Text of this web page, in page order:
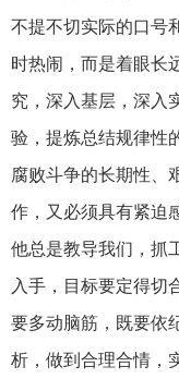
不提不切实际的口号
时热闹，而是着眼长
究，深入基层，深入
验，提炼总结规律性
腐败斗争的长期性、
作，又必须具有紧迫
他总是教导我们，抓
入手，目标要定得切
要多动脑筋，既要依
析，做到合理合情，